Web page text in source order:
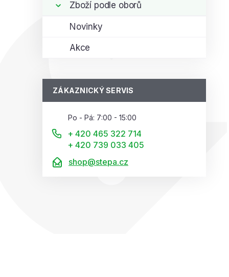
Zboží podle oborů
Novinky
Akce
ZÁKAZNICKÝ SERVIS
Po - Pá: 7:00 - 15:00
+ 420 465 322 714
+ 420 739 033 405
shop@stepa.cz